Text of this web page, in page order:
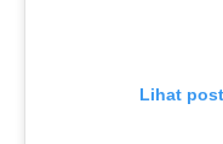
Lihat